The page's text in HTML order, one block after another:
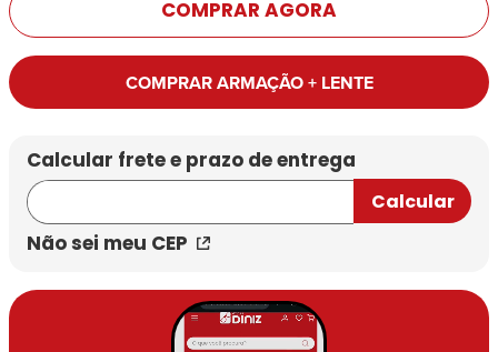
DNZ
Todas
Collection
Totas
Hit
COMPRAR AGORA
COMPRAR ARMAÇÃO + LENTE
Não sei meu CEP